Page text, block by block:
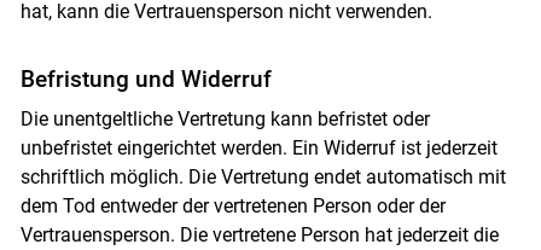
hat, kann die Vertrauensperson nicht verwenden.
Befristung und Widerruf
Die unentgeltliche Vertretung kann befristet oder
unbefristet eingerichtet werden. Ein Widerruf ist jederzeit
schriftlich möglich. Die Vertretung endet automatisch mit
dem Tod entweder der vertretenen Person oder der
Vertrauensperson. Die vertretene Person hat jederzeit die